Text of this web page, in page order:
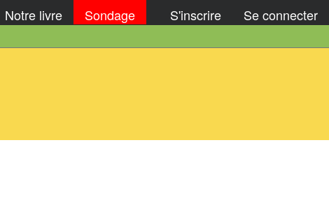
Notre livre Sondage S'inscrire Se connecter